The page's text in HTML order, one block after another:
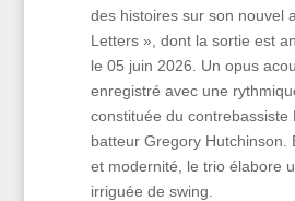
des histoires sur son nouvel
Letters », dont la sortie est
le 05 juin 2026. Un opus
enregistré avec une
constituée du contrebassiste
batteur Gregory Hutchinson.
et modernité, le trio élabore
irriguée de swing.